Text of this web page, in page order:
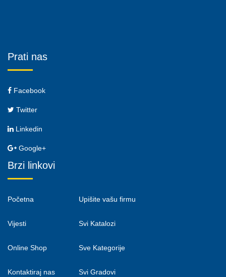
Prati nas
Facebook
Twitter
Linkedin
Google+
Brzi linkovi
Početna
Vijesti
Online Shop
Kontaktiraj nas
Upišite vašu firmu
Svi Katalozi
Sve Kategorije
Svi Gradovi